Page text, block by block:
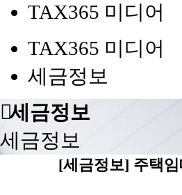
TAX365 미디어
TAX365 미디어
세금정보
세금정보
세금정보
[세금정보] 주택